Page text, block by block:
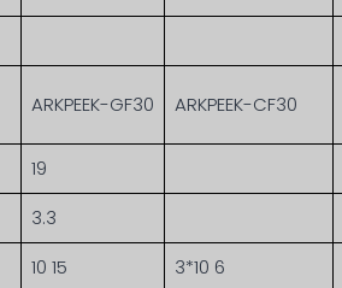
ARKPEEK-GF30 ARKPEEK-CF30
19
3.3
10 15 3*10 6